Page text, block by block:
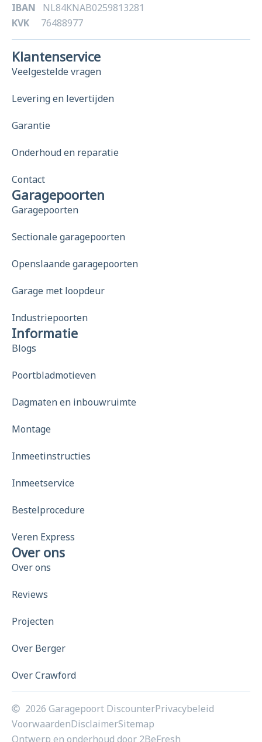
IBAN NL84KNAB0259813281
KVK 76488977
Klantenservice
Veelgestelde vragen
Levering en levertijden
Garantie
Onderhoud en reparatie
Contact
Garagepoorten
Garagepoorten
Sectionale garagepoorten
Openslaande garagepoorten
Garage met loopdeur
Industriepoorten
Informatie
Blogs
Poortbladmotieven
Dagmaten en inbouwruimte
Montage
Inmeetinstructies
Inmeetservice
Bestelprocedure
Veren Express
Over ons
Over ons
Reviews
Projecten
Over Berger
Over Crawford
2026 Garagepoort DiscounterPrivacybeleid
VoorwaardenDisclaimerSitemap
Ontwerp en onderhoud door 2BeFresh